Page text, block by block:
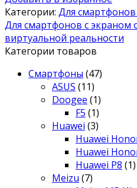
Категории: Для
Для смартфонов с экраном
виртуальной реальности
Категории товаров
Смартфоны (47)
ASUS (11)
Doogee (1)
F5 (1)
Huawei (3)
Huawei
Huawei
Huawei P8 (1)
Meizu (7)